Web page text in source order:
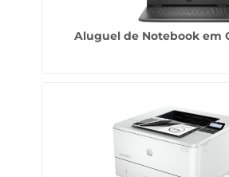
Aluguel de Notebook em